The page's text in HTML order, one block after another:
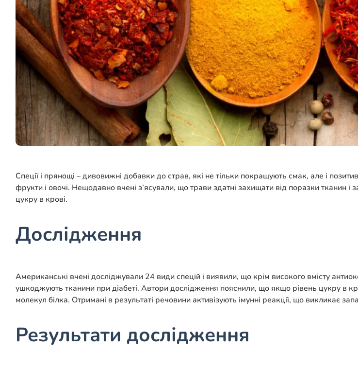
Спеції і прянощі – дивовижні добавки до страв, які не тільки покращують смак, але і
фрукти і овочі. Нещодавно вчені з’ясували, що трави здатні захищати від поразки тканин
цукру в крові.
Дослідження
Американські вчені досліджували 24 види спецій і виявили, що крім високого вмісту
ушкоджують тканини при діабеті. Автори дослідження пояснили, що якщо рівень цукру в
молекул білка. Отримані в результаті речовини активізують імунні реакції, що викликає
Результати дослідження